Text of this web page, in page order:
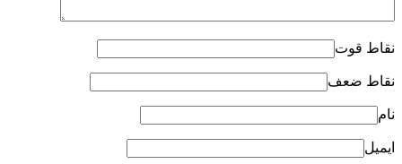
نقاط قوت
نقاط ضعف
نام
ایمیل